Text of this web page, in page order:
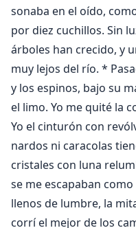
sonaba en el oído,
por diez cuchillos. Sin
árboles han crecido, y
muy lejos del río. *
y los espinos, bajo su
el limo. Yo me quité la
Yo el cinturón con
nardos ni caracolas
cristales con luna
se me escapaban
llenos de lumbre, la
corrí el mejor de los